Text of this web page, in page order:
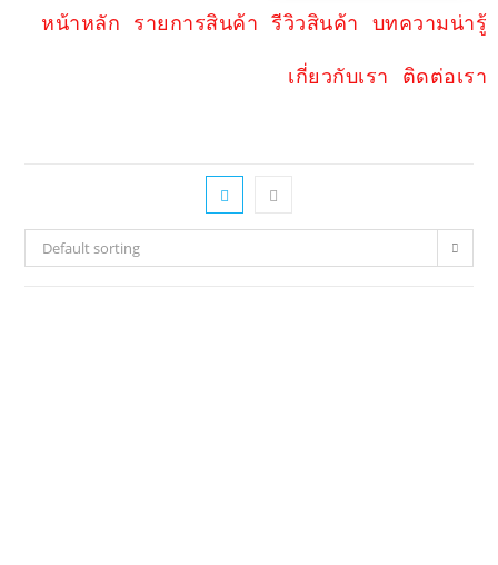
หน้าหลัก รายการสินค้า รีวิวสินค้า บทความน่ารู้
เกี่ยวกับเรา
ติดต่อเรา
Default sorting